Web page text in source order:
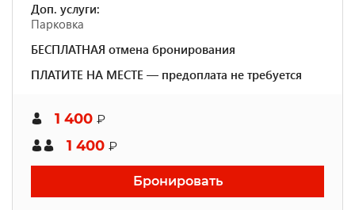
Доп. услуги:
Парковка
БЕСПЛАТНАЯ отмена бронирования
ПЛАТИТЕ НА МЕСТЕ — предоплата не требуется
1 400 ₽
1 400 ₽
Бронировать